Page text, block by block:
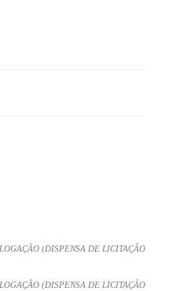
(DISPENSA DE LICITAÇÃO
(DISPENSA DE LICITAÇÃO